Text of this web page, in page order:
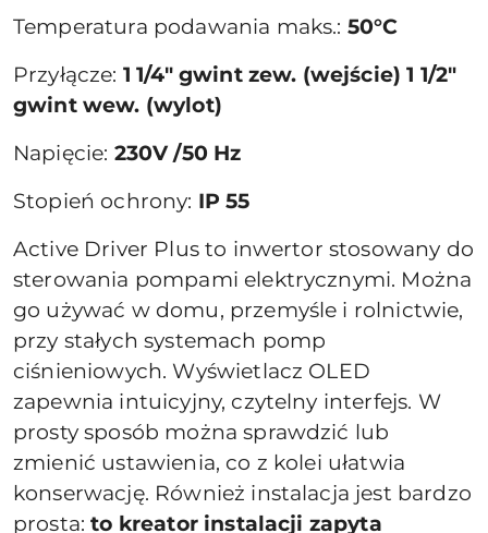
Temperatura podawania maks.: 50°C
Przyłącze: 1 1/4" gwint zew. (wejście) 1 1/2"
gwint wew. (wylot)
Napięcie: 230V /50 Hz
Stopień ochrony: IP 55
Active Driver Plus to inwertor stosowany do
sterowania pompami elektrycznymi. Można
go używać w domu, przemyśle i rolnictwie,
przy stałych systemach pomp
ciśnieniowych. Wyświetlacz OLED
zapewnia intuicyjny, czytelny interfejs. W
prosty sposób można sprawdzić lub
zmienić ustawienia, co z kolei ułatwia
konserwację. Również instalacja jest bardzo
prosta:to kreator instalacji zapyta